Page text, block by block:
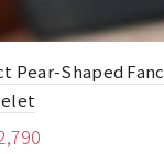
Pear-Shaped